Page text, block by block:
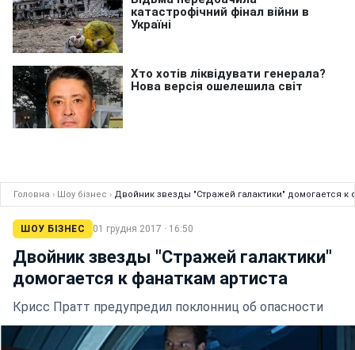
Головна › Шоу бізнес › Двойник звезды "Стражей галактики" домогается к
ШОУ БІЗНЕС 01 грудня 2017 · 16:50
Двойник звезды "Стражей галактики"
домогается к фанаткам артиста
Крисс Пратт предупредил поклонниц об опасности